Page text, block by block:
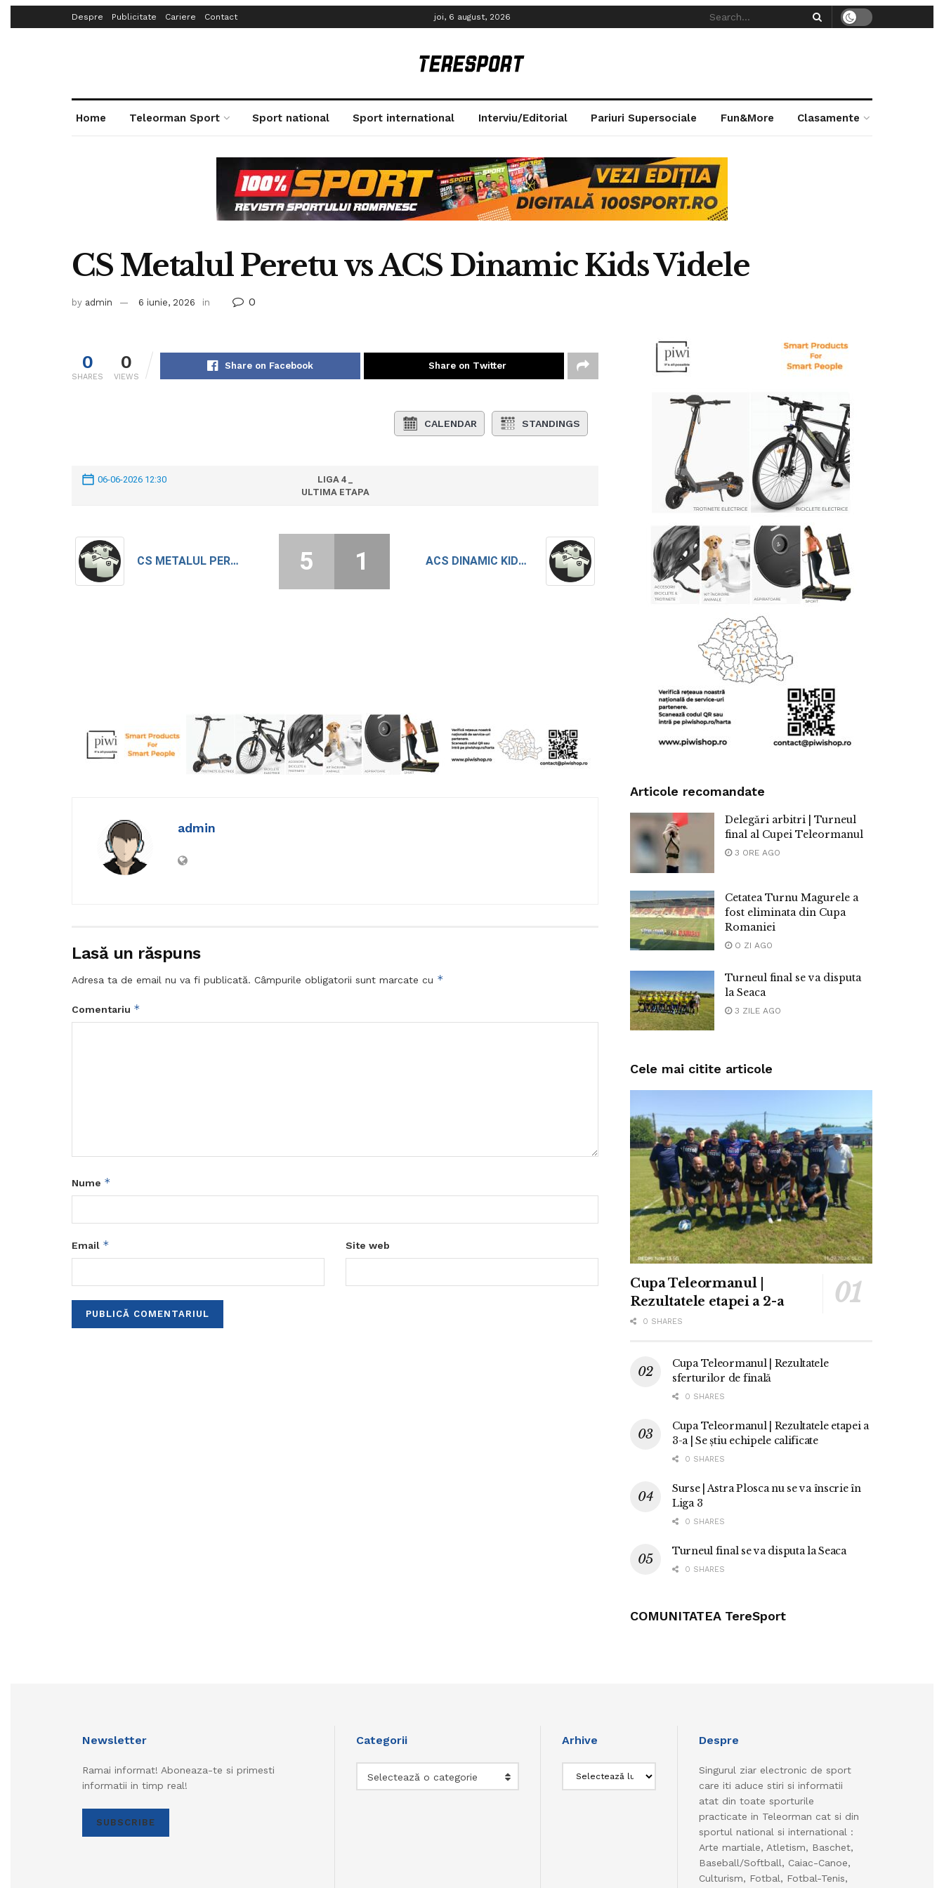
Despre Publicitate Cariere Contact joi, 6 august, 2026
Home Teleorman Sport Sport national Sport international Interviu/Editorial Pariuri Supersociale Fun&More Clasamente
CS Metalul Peretu vs ACS Dinamic Kids Videle
by admin 6 iunie, 2026 in 0
0
SHARES
0
VIEWS
Share on Facebook Share on Twitter
CALENDAR STANDINGS
06-06-2026 12:30
LIGA 4 _
ULTIMA ETAPA
CS METALUL PERETU ACS DINAMIC KIDS VIDELE
5 1
admin
Lasă un răspuns
Adresa ta de email nu va fi publicată. Câmpurile obligatorii sunt marcate cu *
Comentariu *
Nume *
Email * Site web
Articole recomandate
Delegări arbitri | Turneul
final al Cupei Teleormanul
3 ORE AGO
Cetatea Turnu Magurele a
fost eliminata din Cupa
Romaniei
O ZI AGO
Turneul final se va disputa
la Seaca
3 ZILE AGO
Cele mai citite articole
Cupa Teleormanul |
Rezultatele etapei a 2-a
0 SHARES
Cupa Teleormanul | Rezultatele
sferturilor de finală
0 SHARES
Cupa Teleormanul | Rezultatele etapei a
3-a | Se știu echipele calificate
0 SHARES
Surse | Astra Plosca nu se va înscrie în
Liga 3
0 SHARES
Turneul final se va disputa la Seaca
0 SHARES
COMUNITATEA TereSport
Newsletter
Ramai informat! Aboneaza-te si primesti
informatii in timp real!
SUBSCRIBE
Categorii
Selectează o categorie
Arhive Despre
Singurul ziar electronic de sport
care iti aduce stiri si informatii
atat din toate sporturile
practicate in Teleorman cat si din
sportul national si international :
Arte martiale, Atletism, Baschet,
Baseball/Softball, Caiac-Canoe,
Culturism, Fotbal, Fotbal-Tenis,